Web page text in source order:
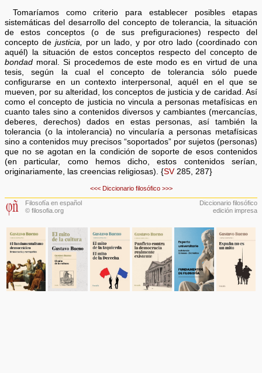
Tomaríamos como criterio para establecer posibles etapas
sistemáticas del desarrollo del concepto de tolerancia, la situación
de estos conceptos (o de sus prefiguraciones) respecto del
concepto de justicia, por un lado, y por otro lado (coordinado con
aquél) la situación de estos conceptos respecto del concepto de
bondad moral. Si procedemos de este modo es en virtud de una
tesis, según la cual el concepto de tolerancia sólo puede
configurarse en un contexto interpersonal, aquél en el que se
mueven, por su alteridad, los conceptos de justicia y de caridad. Así
como el concepto de justicia no vincula a personas metafísicas en
cuanto tales sino a contenidos diversos y cambiantes (mercancías,
deberes, derechos) dados en estas personas, así también la
tolerancia (o la intolerancia) no vincularía a personas metafísicas
sino a contenidos muy precisos “soportados” por sujetos (personas)
que no se agotan en la condición de soporte de esos contenidos
(en particular, como hemos dicho, estos contenidos serían,
originariamente, las creencias religiosas). {SV285, 287}
<<< Diccionario filosófico >>>
Filosofía en español
© filosofia.org
Diccionario filosófico
edición impresa